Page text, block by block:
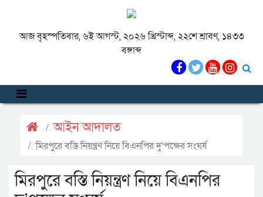
আজ বৃহস্পতিবার, ৬ই আগস্ট, ২০২৬ খ্রিস্টাব্দ, ২২শে শ্রাবণ, ১৪৩৩
বঙ্গাব্দ
আইন আদালত
মিরপুরে বস্তি নিয়ন্ত্রণ নিয়ে বিএনপির দু’পক্ষের সংঘর্ষ
মিরপুরে বস্তি নিয়ন্ত্রণ নিয়ে বিএনপির